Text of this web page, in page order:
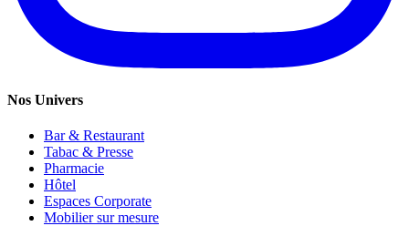
Nos Univers
Bar & Restaurant
Tabac & Presse
Pharmacie
Hôtel
Espaces Corporate
Mobilier sur mesure